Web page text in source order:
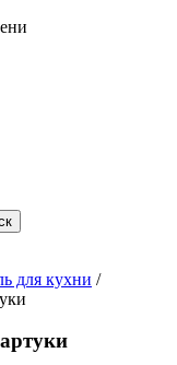
для кухни /